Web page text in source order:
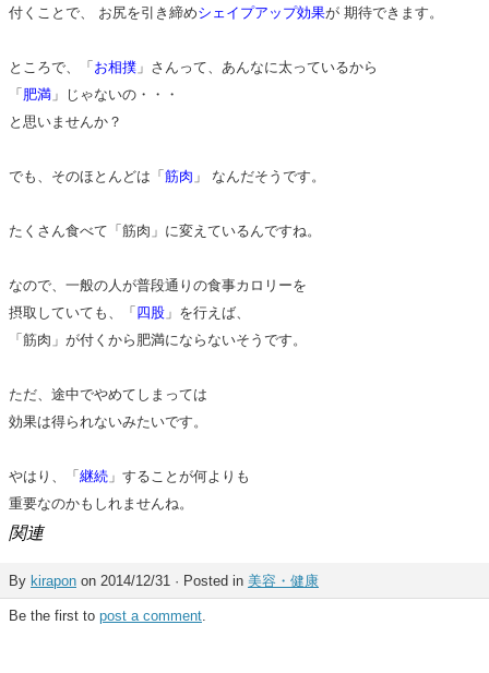
付くことで、 お尻を引き締めシェイプアップ効果が 期待できます。
ところで、「 お相撲 」さんって、あんなに太っているから
「 肥満 」じゃないの・・・
と思いませんか？
でも、そのほとんどは「 筋肉 」 なんだそうです。
たくさん食べて「筋肉」に変えているんですね。
なので、一般の人が普段通りの食事カロリーを
摂取していても、「 四股 」を行えば、
「筋肉」が付くから肥満にならないそうです。
ただ、途中でやめてしまっては
効果は得られないみたいです。
やはり、「 継続 」することが何よりも
重要なのかもしれませんね。
関連
By kirapon on 2014/12/31 · Posted in 美容・健康
Be the first to post a comment.